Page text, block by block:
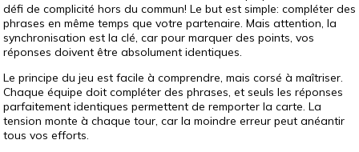
défi de complicité hors du commun! Le but est simple: compléter des
phrases en même temps que votre partenaire. Mais attention, la
synchronisation est la clé, car pour marquer des points, vos
réponses doivent être absolument identiques.
Le principe du jeu est facile à comprendre, mais corsé à maîtriser.
Chaque équipe doit compléter des phrases, et seuls les réponses
parfaitement identiques permettent de remporter la carte. La
tension monte à chaque tour, car la moindre erreur peut anéantir
tous vos efforts.